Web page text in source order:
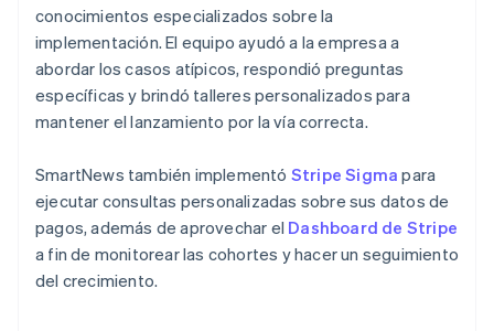
conocimientos especializados sobre la
implementación. El equipo ayudó a la empresa a
abordar los casos atípicos, respondió preguntas
específicas y brindó talleres personalizados para
mantener el lanzamiento por la vía correcta.
SmartNews también implementó Stripe Sigma para
ejecutar consultas personalizadas sobre sus datos de
pagos, además de aprovechar el Dashboard de Stripe
a fin de monitorear las cohortes y hacer un seguimiento
del crecimiento.